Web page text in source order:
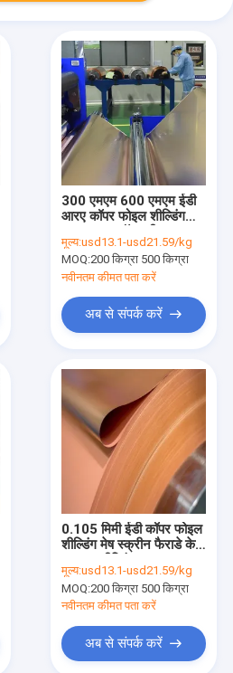
300 एमएम 600 एमएम ईडी
आरए कॉपर फोइल शील्डिंग
केज
मूल्य:usd13.1-usd21.59/kg
MOQ:200 किग्रा 500 किग्रा
नवीनतम कीमत पता करें
अब से संपर्क करें
0.105 मिमी ईडी कॉपर फोइल
शील्डिंग मेष स्क्रीन फैराडे केज
मूल्य:usd13.1-usd21.59/kg
MOQ:200 किग्रा 500 किग्रा
नवीनतम कीमत पता करें
अब से संपर्क करें